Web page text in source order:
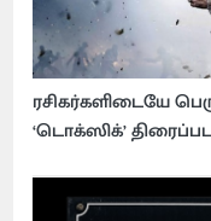
ரசிகர்களிடையே
‘டொக்ஸிக்’